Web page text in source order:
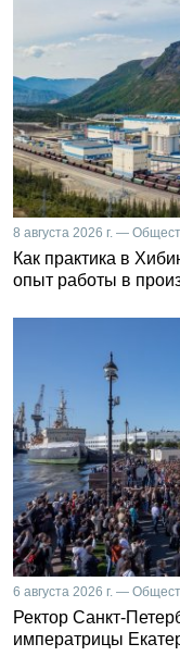
8 августа 2026 г. —
Как практика в
опыт работы в
6 августа 2026 г. —
Ректор Санкт-
императрицы